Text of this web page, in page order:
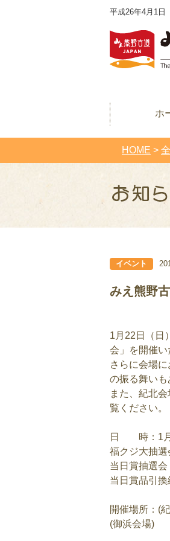
平成26年4月1
ホ
HOME >
イベント
みえ熊野
1月22日（日
会」を開催い
さらに会場
の振る舞いも
また、紀北
覧ください。
日 時：1
福クジ
当日賞
当日賞品
開催場所：(
(御浜会場)